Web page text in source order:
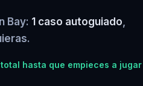
Bay: 1 caso autoguiado,
hasta que empieces a jugar